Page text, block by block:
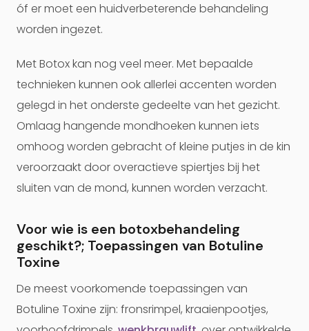
óf er moet een huidverbeterende behandeling
worden ingezet.
Met Botox kan nog veel meer. Met bepaalde
technieken kunnen ook allerlei accenten worden
gelegd in het onderste gedeelte van het gezicht.
Omlaag hangende mondhoeken kunnen iets
omhoog worden gebracht of kleine putjes in de kin
veroorzaakt door overactieve spiertjes bij het
sluiten van de mond, kunnen worden verzacht.
Voor wie is een botoxbehandeling
geschikt?; Toepassingen van Botuline
Toxine
De meest voorkomende toepassingen van
Botuline Toxine zijn: fronsrimpel, kraaienpootjes,